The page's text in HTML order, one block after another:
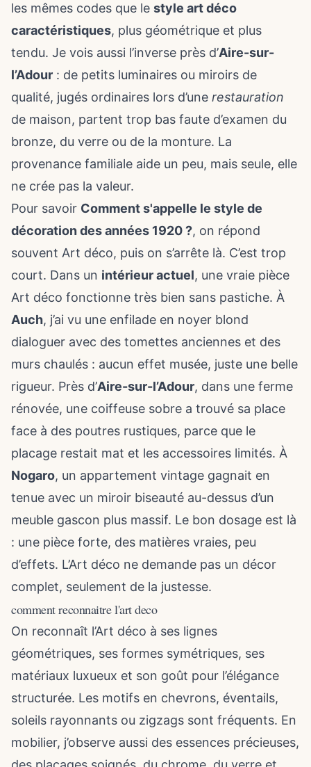
les mêmes codes que le style art déco
caractéristiques, plus géométrique et plus
tendu. Je vois aussi l’inverse près d’Aire-sur-
l’Adour : de petits luminaires ou miroirs de
qualité, jugés ordinaires lors d’une restauration
de maison, partent trop bas faute d’examen du
bronze, du verre ou de la monture. La
provenance familiale aide un peu, mais seule, elle
ne crée pas la valeur.
Pour savoir Comment s'appelle le style de
décoration des années 1920 ?, on répond
souvent Art déco, puis on s’arrête là. C’est trop
court. Dans un intérieur actuel, une vraie pièce
Art déco fonctionne très bien sans pastiche. À
Auch, j’ai vu une enfilade en noyer blond
dialoguer avec des tomettes anciennes et des
murs chaulés : aucun effet musée, juste une belle
rigueur. Près d’Aire-sur-l’Adour, dans une ferme
rénovée, une coiffeuse sobre a trouvé sa place
face à des poutres rustiques, parce que le
placage restait mat et les accessoires limités. À
Nogaro, un appartement vintage gagnait en
tenue avec un miroir biseauté au-dessus d’un
meuble gascon plus massif. Le bon dosage est là
: une pièce forte, des matières vraies, peu
d’effets. L’Art déco ne demande pas un décor
complet, seulement de la justesse.
comment reconnaitre l'art deco
On reconnaît l’Art déco à ses lignes
géométriques, ses formes symétriques, ses
matériaux luxueux et son goût pour l’élégance
structurée. Les motifs en chevrons, éventails,
soleils rayonnants ou zigzags sont fréquents. En
mobilier, j’observe aussi des essences précieuses,